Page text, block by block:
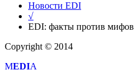
Новости EDI
√
EDI: факты против мифов
Copyright © 2014
MEDIA